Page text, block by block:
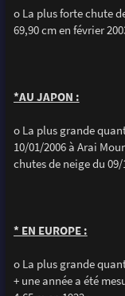
o La plus forte chute
69,90 cm en février
*AU JAPON :
o La plus grande
10/01/2006 à Arai
chutes de neige du
* EN EUROPE :
o La plus grande
+ une année a été